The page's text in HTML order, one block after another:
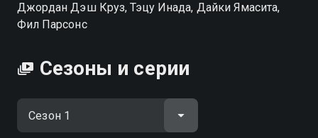
Джордан Дэш Круз, Тэцу Инада, Дайки Ямасита,
Фил Парсонс
Сезоны и серии